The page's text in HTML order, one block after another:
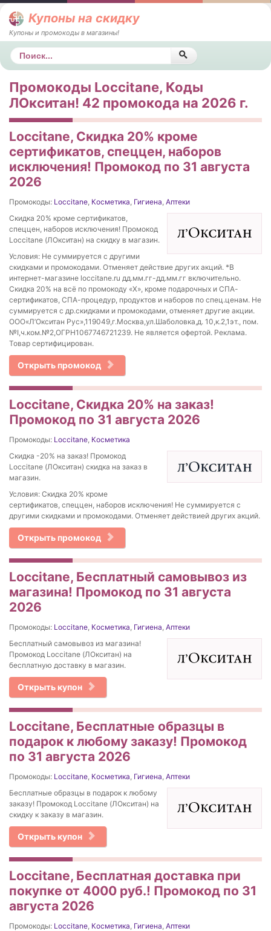
Купоны на скидку
Купоны и промокоды в магазины!
Поиск
Промокоды Loccitane, Коды
ЛОкситан! 42 промокода на 2026 г.
Loccitane, Скидка 20% кроме
сертификатов, спеццен, наборов
исключения! Промокод по 31 августа
2026
Промокоды: Loccitane, Косметика, Гигиена, Аптеки
Скидка 20% кроме сертификатов,
спеццен, наборов исключения! Промокод
Loccitane (ЛОкситан) на скидку в магазин.
Условия: Не суммируется с другими
скидками и промокодами. Отменяет действие других акций. *В
интернет-магазине loccitane.ru дд.мм.гг-дд.мм.гг включительно.
Скидка 20% на всё по промокоду «Х», кроме подарочных и СПА-
сертификатов, СПА-процедур, продуктов и наборов по спец.ценам. Не
суммируется с др.скидками и промокодами, отменяет другие акции.
ООО«Л’Окситан Рус»,119049,г.Москва,ул.Шаболовка,д. 10,к.2,1эт., пом.
№I,ч.ком.№2,ОГРН1067746721239. Не является офертой. Реклама.
Товар сертифицирован.
Открыть промокод
Loccitane, Скидка 20% на заказ!
Промокод по 31 августа 2026
Промокоды: Loccitane, Косметика
Скидка -20% на заказ! Промокод
Loccitane (ЛОкситан) скидка на заказ в
магазин.
Условия: Скидка 20% кроме
сертификатов, спеццен, наборов исключения! Не суммируется с
другими скидками и промокодами. Отменяет действией других акций.
Открыть промокод
Loccitane, Бесплатный самовывоз из
магазина! Промокод по 31 августа
2026
Промокоды: Loccitane, Косметика, Гигиена, Аптеки
Бесплатный самовывоз из магазина!
Промокод Loccitane (ЛОкситан) на
бесплатную доставку в магазин.
Открыть купон
Loccitane, Бесплатные образцы в
подарок к любому заказу! Промокод
по 31 августа 2026
Промокоды: Loccitane, Косметика, Гигиена, Аптеки
Бесплатные образцы в подарок к любому
заказу! Промокод Loccitane (ЛОкситан) на
скидку к заказу в магазин.
Открыть купон
Loccitane, Бесплатная доставка при
покупке от 4000 руб.! Промокод по 31
августа 2026
Промокоды: Loccitane, Косметика, Гигиена, Аптеки